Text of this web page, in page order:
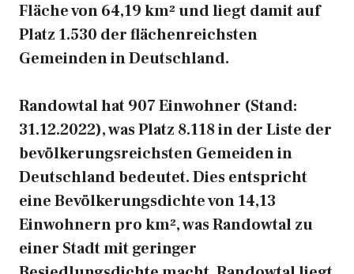
Fläche von 64,19 km² und liegt damit auf
Platz 1.530 der flächenreichsten
Gemeinden in Deutschland.
Randowtal hat 907 Einwohner (Stand:
31.12.2022), was Platz 8.118 in der Liste der
bevölkerungsreichsten Gemeiden in
Deutschland bedeutet. Dies entspricht
eine Bevölkerungsdichte von 14,13
Einwohnern pro km², was Randowtal zu
einer Stadt mit geringer